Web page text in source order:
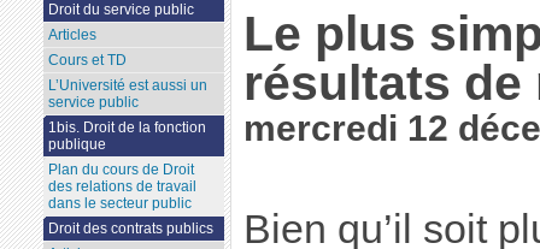
Le plus
résultats de
mercredi 12
Bien qu’il soit
Droit du service public
Articles
Cours et TD
L’Université est aussi un
service public
1bis. Droit de la fonction
publique
Plan du cours de Droit
des relations de travail
dans le secteur public
Droit des contrats publics